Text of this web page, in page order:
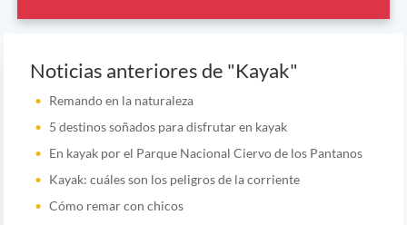
Noticias anteriores de "Kayak"
Remando en la naturaleza
5 destinos soñados para disfrutar en kayak
En kayak por el Parque Nacional Ciervo de los Pantanos
Kayak: cuáles son los peligros de la corriente
Cómo remar con chicos